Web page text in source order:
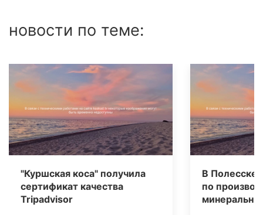
новости по теме:
"Куршская коса" получила
сертификат качества
Tripаdvisor
В Полесске
по